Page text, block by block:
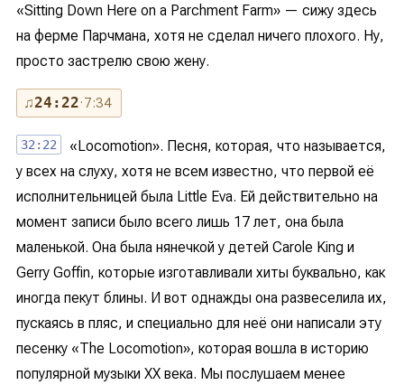
«Sitting Down Here on a Parchment Farm» — сижу здесь
на ферме Парчмана, хотя не сделал ничего плохого. Ну,
просто застрелю свою жену.
♫24:22· 7:34
32:22
«Locomotion». Песня, которая, что называется,
у всех на слуху, хотя не всем известно, что первой её
исполнительницей была Little Eva. Ей действительно на
момент записи было всего лишь 17 лет, она была
маленькой. Она была нянечкой у детей Carole King и
Gerry Goffin, которые изготавливали хиты буквально, как
иногда пекут блины. И вот однажды она развеселила их,
пускаясь в пляс, и специально для неё они написали эту
песенку «The Locomotion», которая вошла в историю
популярной музыки XX века. Мы послушаем менее